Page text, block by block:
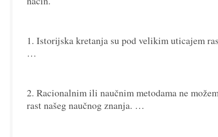
1. Istorijska kretanja su pod velikim uticajem
…
2. Racionalnim ili naučnim metodama ne
rast našeg naučnog znanja. …